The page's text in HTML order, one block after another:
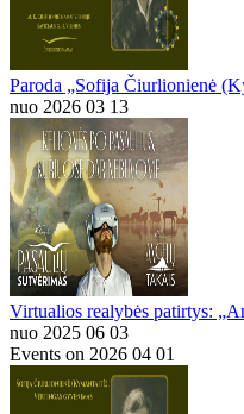
Paroda „Sofija Čiurlionienė
nuo 2026 03 13
Virtualios realybės patirtys:
nuo 2025 06 03
Events on 2026 04 01